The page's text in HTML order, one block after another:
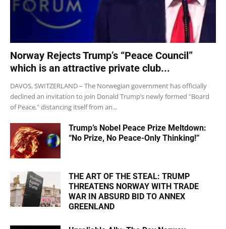
Norway Rejects Trump’s “Peace Council”
which is an attractive private club...
DAVOS, SWITZERLAND – The Norwegian government has officially
declined an invitation to join Donald Trump’s newly formed "Board
of Peace," distancing itself from an...
Trump’s Nobel Peace Prize Meltdown:
“No Prize, No Peace-Only Thinking!”
THE ART OF THE STEAL: TRUMP
THREATENS NORWAY WITH TRADE
WAR IN ABSURD BID TO ANNEX
GREENLAND